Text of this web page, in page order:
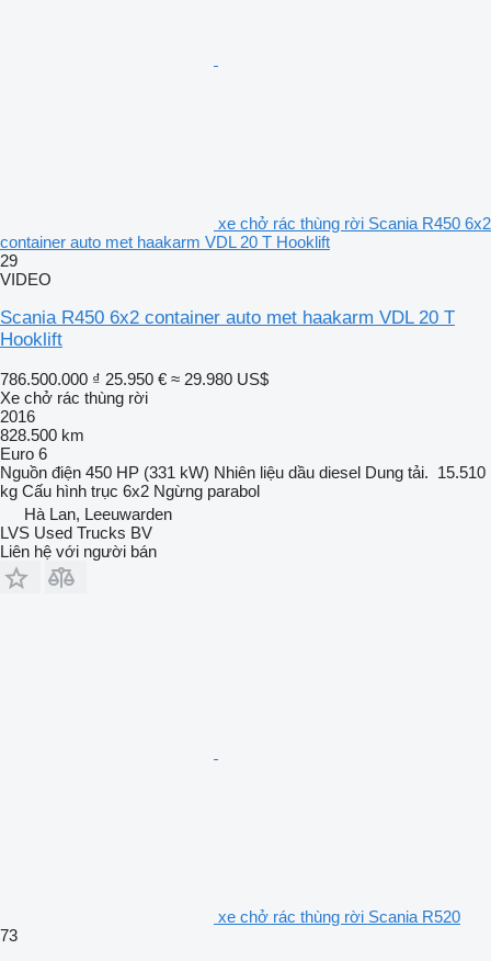
xe chở rác thùng rời Scania R450 6x2
container auto met haakarm VDL 20 T Hooklift
29
VIDEO
Scania R450 6x2 container auto met haakarm VDL 20 T
Hooklift
786.500.000 ₫ 25.950 € ≈ 29.980 US$
Xe chở rác thùng rời
2016
828.500 km
Euro 6
Nguồn điện 450 HP (331 kW) Nhiên liệu dầu diesel Dung tải. 15.510
kg Cấu hình trục 6x2 Ngừng parabol
Hà Lan, Leeuwarden
LVS Used Trucks BV
Liên hệ với người bán
xe chở rác thùng rời Scania R520
73